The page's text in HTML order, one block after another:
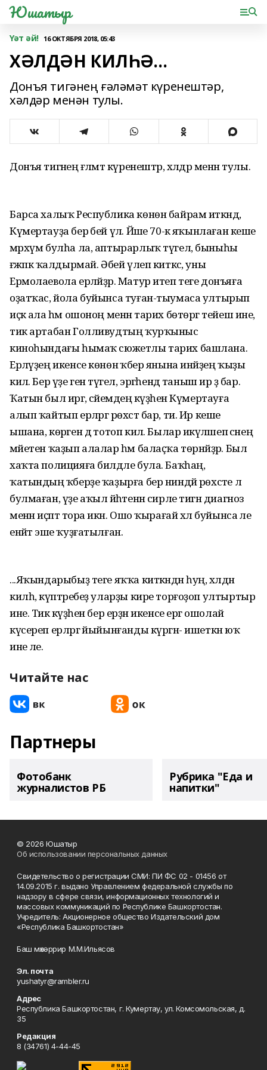
Юшатыр
Үәт әй! 16 ОКТЯБРЯ 2018, 05:43
ХӘЛДӘН КИЛҺӘ…
Донъя тигәнең ғәләмәт күренештәр,
хәлдәр менән тулы.
Донъя тигәнең ғәләмәт күренештәр, хәлдәр менән тулы.
Барса халыҡ Республика көнөн байрам иткәндә,
Күмертауҙа бер әбей үлә. Йәше 70-кә яҡынлаған кеше
мәрхүм булһа ла, аптырарлыҡ түгел, быныһы
ғәжәпкә ҡалдырмай. Әбей үлеп киткәс, уны
Ермолаевола ерләйҙәр. Матур итеп теге донъяға
оҙатҡас, йола буйынса туған-тыумаса ултырып
иҫкә ала һәм ошоноң менән тарих бөтөргә тейеш ине,
тик артабан Голливудтың ҡурҡыныс
киноһындағы һымаҡ сюжетлы тарих башлана.
Ерләүҙең икенсе көнөнә ҡәбер янына инәйҙең ҡыҙы
килә. Бер үҙе генә түгел, эргәһендә таныш ир ҙә бар.
Ҡатын был иргә, әсәйемдең кәүҙәһен Күмертауға
алып ҡайтып ерләргә рөхсәт бар, ти. Ир кеше
ышана, көрәген дә тотоп килә. Былар икәүләшеп әсәнең
мәйетен ҡаҙып алалар һәм балаҫҡа төрнәйҙәр. Был
хаҡта полицияға билдәле була. Баҡһаң,
ҡатындың ҡәберҙе ҡаҙырға бер ниндәй рөхсәте лә
булмаған, үҙе аҡыл йәһәтенән сирле тигән диагноз
менән иҫәптә тора икән. Ошо ҡырағай хәл буйынса әле
енәйәт эше ҡуҙғатылған.
...Яҡындарыбыҙ теге яҡҡа киткәндән һуң, хәлдән
килһә, күптәребеҙ уларҙы кире торғоҙоп ултыртыр
ине. Тик кәүҙәһен бер ерҙән икенсе ергә ошолай
күсереп ерләргә йыйынғанды күргән- ишеткән юҡ
ине әле.
Читайте нас
Партнеры
Фотобанк
журналистов РБ
Рубрика "Еда и
напитки"
© 2026 Юшатыр
Об использовании персональных данных
Свидетельство о регистрации СМИ: ПИ ФС 02 - 01456 от
14.09.2015 г. выдано Управлением федеральной службы по
надзору в сфере связи, информационных технологий и
массовых коммуникаций по Республике Башкортостан.
Учредитель: Акционерное общество Издательский дом
«Республика Башкортостан»
Баш мөхәррир М.М.Ильясов
Эл. почта
yushatyr@rambler.ru
Адрес
Республика Башкортостан, г. Кумертау, ул. Комсомольская, д.
35
Редакция
8 (34761) 4-44-45